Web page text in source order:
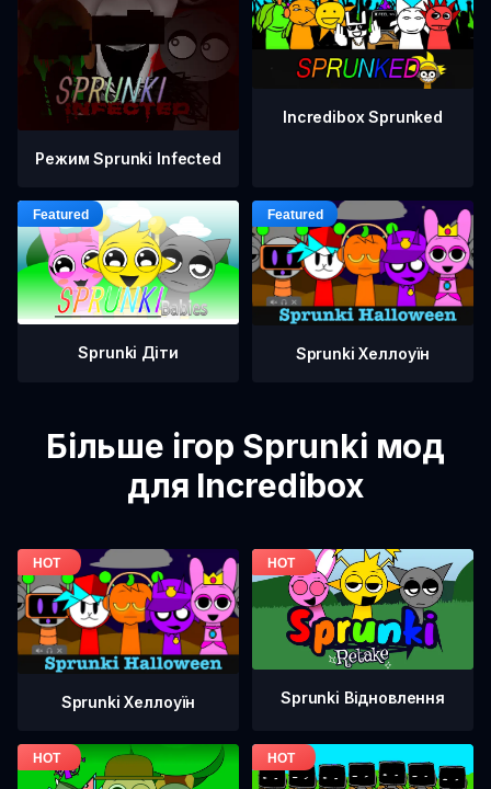
Режим Sprunki Infected
Incredibox Sprunked
Sprunki Діти Sprunki Хеллоуїн
Більше ігор Sprunki мод
для Incredibox
Sprunki Хеллоуїн Sprunki Відновлення